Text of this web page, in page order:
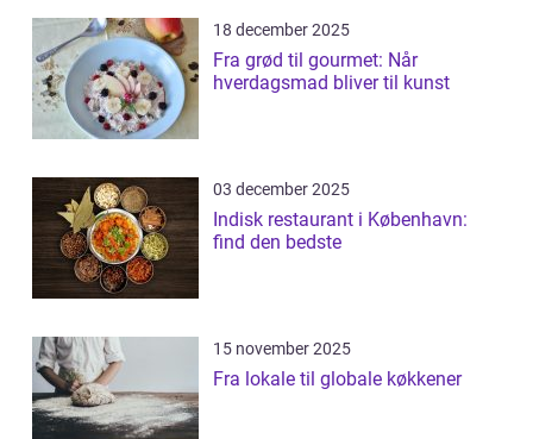
18 december 2025
Fra grød til gourmet: Når
hverdagsmad bliver til kunst
03 december 2025
Indisk restaurant i København:
find den bedste
15 november 2025
Fra lokale til globale køkkener